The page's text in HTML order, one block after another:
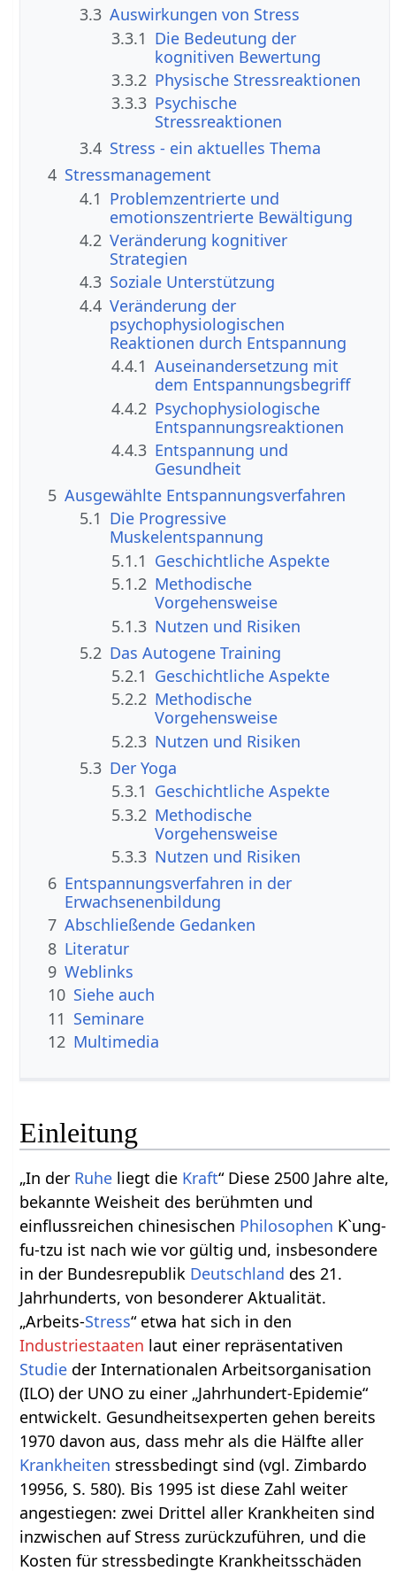
3.3 Auswirkungen von Stress
3.3.1 Die Bedeutung der
kognitiven Bewertung
3.3.2 Physische Stressreaktionen
3.3.3 Psychische
Stressreaktionen
3.4 Stress - ein aktuelles Thema
4 Stressmanagement
4.1 Problemzentrierte und
emotionszentrierte Bewältigung
4.2 Veränderung kognitiver
Strategien
4.3 Soziale Unterstützung
4.4 Veränderung der
psychophysiologischen
Reaktionen durch Entspannung
4.4.1 Auseinandersetzung mit
dem Entspannungsbegriff
4.4.2 Psychophysiologische
Entspannungsreaktionen
4.4.3 Entspannung und
Gesundheit
5 Ausgewählte Entspannungsverfahren
5.1 Die Progressive
Muskelentspannung
5.1.1 Geschichtliche Aspekte
5.1.2 Methodische
Vorgehensweise
5.1.3 Nutzen und Risiken
5.2 Das Autogene Training
5.2.1 Geschichtliche Aspekte
5.2.2 Methodische
Vorgehensweise
5.2.3 Nutzen und Risiken
5.3 Der Yoga
5.3.1 Geschichtliche Aspekte
5.3.2 Methodische
Vorgehensweise
5.3.3 Nutzen und Risiken
6 Entspannungsverfahren in der
Erwachsenenbildung
7 Abschließende Gedanken
8 Literatur
9 Weblinks
10 Siehe auch
11 Seminare
12 Multimedia
Einleitung
„In der Ruhe liegt die Kraft“ Diese 2500 Jahre alte,
bekannte Weisheit des berühmten und
einflussreichen chinesischen Philosophen K`ung-
fu-tzu ist nach wie vor gültig und, insbesondere
in der Bundesrepublik Deutschland des 21.
Jahrhunderts, von besonderer Aktualität.
„Arbeits-Stress“ etwa hat sich in den
Industriestaaten laut einer repräsentativen
Studie der Internationalen Arbeitsorganisation
(ILO) der UNO zu einer „Jahrhundert-Epidemie“
entwickelt. Gesundheitsexperten gehen bereits
1970 davon aus, dass mehr als die Hälfte aller
Krankheiten stressbedingt sind (vgl. Zimbardo
19956, S. 580). Bis 1995 ist diese Zahl weiter
angestiegen: zwei Drittel aller Krankheiten sind
inzwischen auf Stress zurückzuführen, und die
Kosten für stressbedingte Krankheitsschäden